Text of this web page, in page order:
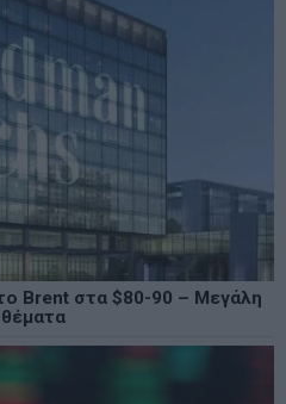
Brent στα $80-90 – Μεγάλη